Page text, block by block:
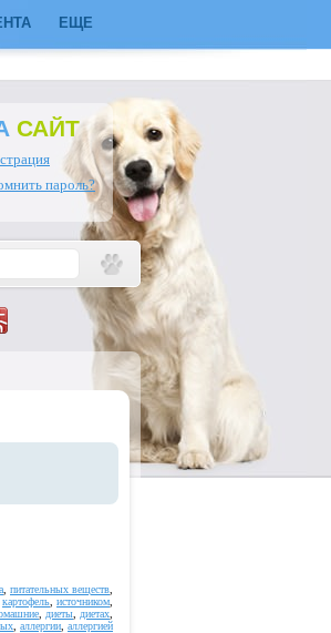
ЕЩЕ
САЙТ
пароль?
питательных веществ
картофель источником
диеты диетах
аллергии аллергией